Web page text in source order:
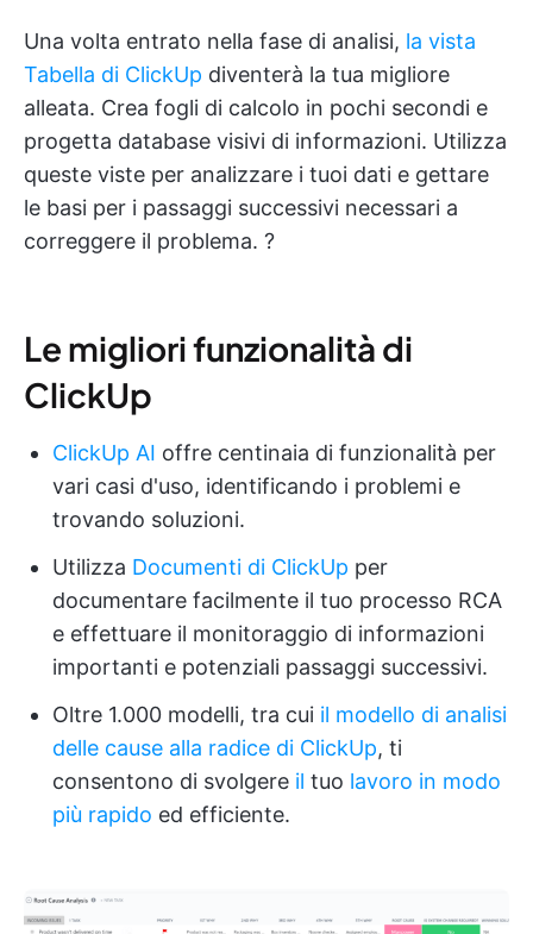
Una volta entrato nella fase di analisi, la vista
Tabella di ClickUp diventerà la tua migliore
alleata. Crea fogli di calcolo in pochi secondi e
progetta database visivi di informazioni. Utilizza
queste viste per analizzare i tuoi dati e gettare
le basi per i passaggi successivi necessari a
correggere il problema. ?
Le migliori funzionalità di
ClickUp
ClickUp AI offre centinaia di funzionalità per
vari casi d'uso, identificando i problemi e
trovando soluzioni.
Utilizza Documenti di ClickUp per
documentare facilmente il tuo processo RCA
e effettuare il monitoraggio di informazioni
importanti e potenziali passaggi successivi.
Oltre 1.000 modelli, tra cui il modello di analisi
delle cause alla radice di ClickUp, ti
consentono di svolgere il tuo lavoro in modo
più rapido ed efficiente.